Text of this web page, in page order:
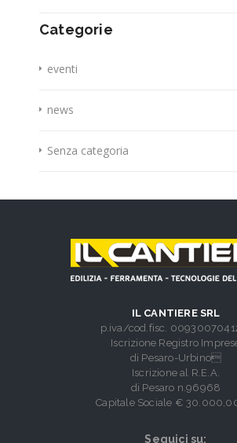
Categorie
eventi
news
Senza categoria
IL CANTIERE SRL
p.iva/cod.fisc.
Iscrizione Registro
di Pesaro-Urbino
Iscrizione al R.E.A.
di Pesaro n.96968
Capitale Sociale € 30.000,00
Seguici su: